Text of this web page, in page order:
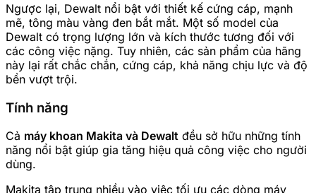
Ngược lại, Dewalt nổi bật với thiết kế cứng cáp, mạnh
mẽ, tông màu vàng đen bắt mắt. Một số model của
Dewalt có trọng lượng lớn và kích thước tương đối với
các công việc nặng. Tuy nhiên, các sản phẩm của hãng
này lại rất chắc chắn, cứng cáp, khả năng chịu lực và độ
bền vượt trội.
Tính năng
Cả máy khoan Makita và Dewalt đều sở hữu những tính
năng nổi bật giúp gia tăng hiệu quả công việc cho người
dùng.
Makita tập trung nhiều vào việc tối ưu các dòng máy